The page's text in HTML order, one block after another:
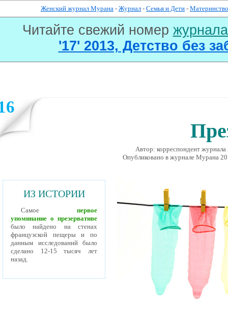
Женский журнал Мурана - Журнал - Семья и Дети - Материнство
Читайте свежий номер
'17' 2013, Детство без
Автор: корреспондент
Опубликовано в журналe Мурана
ИЗ ИСТОРИИ
Самое первое
упоминание о презервативе
было найдено на стенах
французской пещеры и по
данным исследований было
сделано 12-15 тысяч лет
назад.